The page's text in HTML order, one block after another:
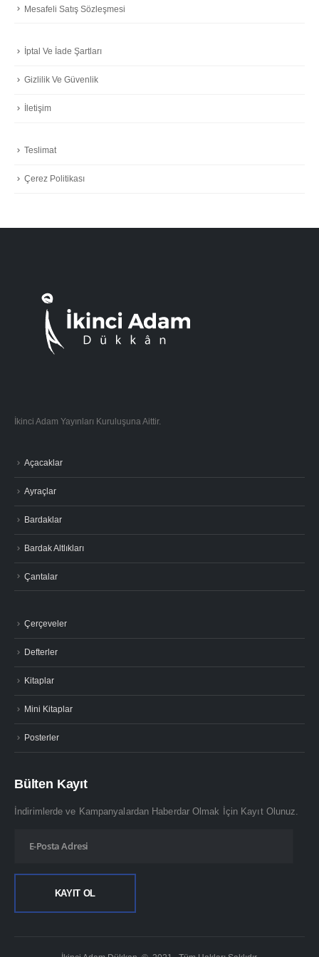
Mesafeli Satış Sözleşmesi
İptal Ve İade Şartları
Gizlilik Ve Güvenlik
İletişim
Teslimat
Çerez Politikası
İkinci Adam Yayınları Kuruluşuna Aittir.
Açacaklar
Ayraçlar
Bardaklar
Bardak Altlıkları
Çantalar
Çerçeveler
Defterler
Kitaplar
Mini Kitaplar
Posterler
Bülten Kayıt
İndirimlerde ve Kampanyalardan Haberdar Olmak İçin Kayıt Olunuz.